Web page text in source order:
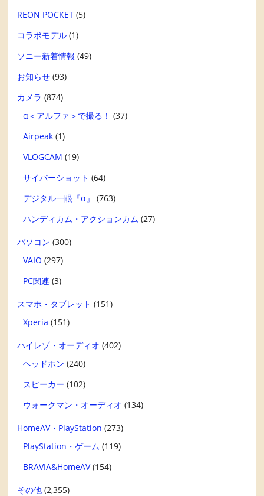
REON POCKET (5)
コラボモデル (1)
ソニー新着情報 (49)
お知らせ (93)
カメラ (874)
α＜アルファ＞で撮る！ (37)
Airpeak (1)
VLOGCAM (19)
サイバーショット (64)
デジタル一眼『α』
(763)
ハンディカム・アクションカム (27)
パソコン (300)
VAIO (297)
PC関連 (3)
スマホ・タブレット (151)
Xperia (151)
ハイレゾ・オーディオ (402)
ヘッドホン (240)
スピーカー (102)
ウォークマン・オーディオ (134)
HomeAV・PlayStation (273)
PlayStation・ゲーム (119)
BRAVIA&HomeAV(154)
その他 (2,355)